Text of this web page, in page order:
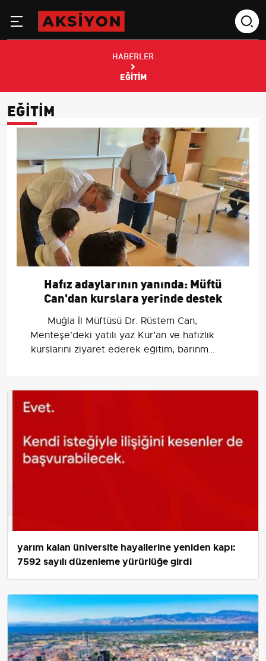
HABERLER
EĞITIM
EĞITIM
Hafız adaylarının yanında: Müftü
Can'dan kurslara yerinde destek
Muğla İl Müftüsü Dr. Rüstem Can,
Menteşe'deki yatılı yaz Kur’an ve hafızlık
kurslarını ziyaret ederek eğitim, barınma
yarım kalan üniversite hayallerine yeniden kapı:
7592 sayılı düzenleme yürürlüğe girdi